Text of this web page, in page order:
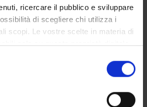
ricercare il pubblico e sviluppare
di scegliere chi utilizza i
scopi. Le vostre scelte in materia di
solo su questa proprietà digitale
il proprio consenso in qualsiasi
sui cookie o facendo clic